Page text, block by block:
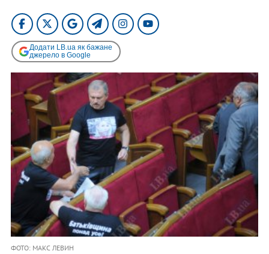
Додати LB.ua як бажане
джерело в Google
ФОТО: МАКС ЛЕВИН